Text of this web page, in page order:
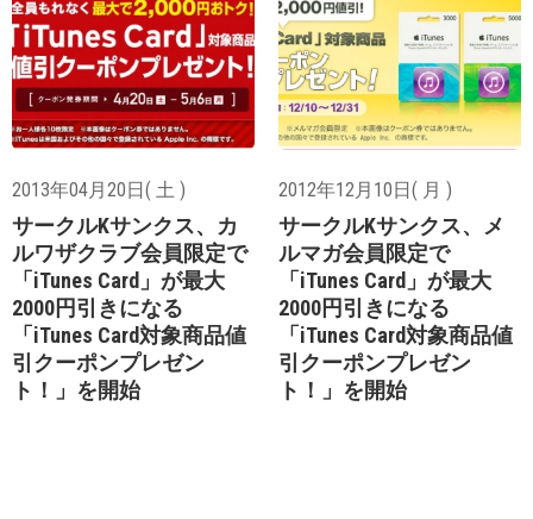
2013年04月20日( 土 )
サークルKサンクス、カ
ルワザクラブ会員限定で
「iTunes Card」が最大
2000円引きになる
「iTunes Card対象商品値
引クーポンプレゼン
ト！」を開始
2012年12月10日( 月 )
サークルKサンクス、メ
ルマガ会員限定で
「iTunes Card」が最大
2000円引きになる
「iTunes Card対象商品値
引クーポンプレゼン
ト！」を開始